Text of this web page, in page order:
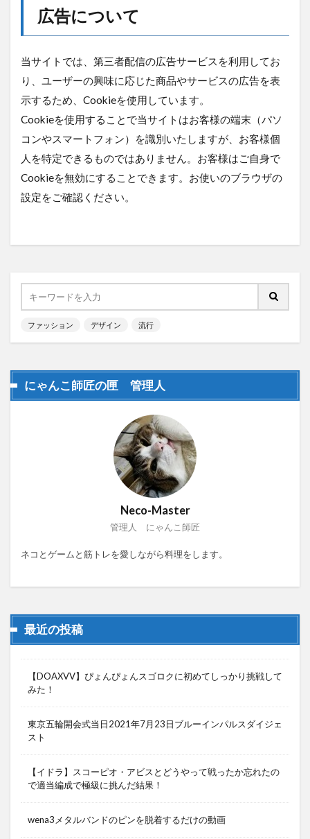
広告について
当サイトでは、第三者配信の広告サービスを利用してお
り、ユーザーの興味に応じた商品やサービスの広告を表
示するため、Cookieを使用しています。
Cookieを使用することで当サイトはお客様の端末（パソ
コンやスマートフォン）を識別いたしますが、お客様個
人を特定できるものではありません。お客様はご自身で
Cookieを無効にすることできます。お使いのブラウザの
設定をご確認ください。
ファッション デザイン 流行
にゃんこ師匠の匣 管理人
Neco-Master
管理人 にゃんこ師匠
ネコとゲームと筋トレを愛しながら料理をします。
最近の投稿
【DOAXVV】ぴょんぴょんスゴロクに初めてしっかり挑戦して
みた！
東京五輪開会式当日2021年7月23日ブルーインパルスダイジェ
スト
【イドラ】スコーピオ・アビスとどうやって戦ったか忘れたの
で適当編成で極級に挑んだ結果！
wena3メタルバンドのピンを脱着するだけの動画